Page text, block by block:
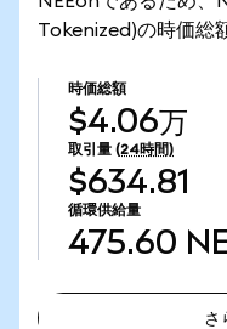
Tokenized)の時価総
時価総額
$4.06万
取引量 (24時間)
$634.81
循環供給量
475.60
さ